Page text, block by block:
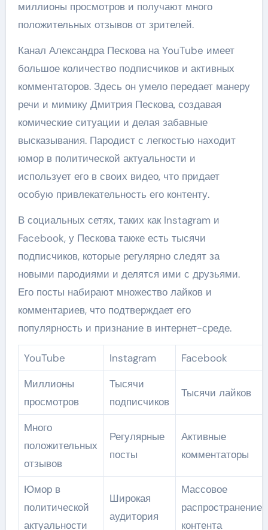
миллионы просмотров и получают много
положительных отзывов от зрителей.
Канал Александра Пескова на YouTube имеет
большое количество подписчиков и активных
комментаторов. Здесь он умело передает манеру
речи и мимику Дмитрия Пескова, создавая
комические ситуации и делая забавные
высказывания. Пародист с легкостью находит
юмор в политической актуальности и
использует его в своих видео, что придает
особую привлекательность его контенту.
В социальных сетях, таких как Instagram и
Facebook, у Пескова также есть тысячи
подписчиков, которые регулярно следят за
новыми пародиями и делятся ими с друзьями.
Его посты набирают множество лайков и
комментариев, что подтверждает его
популярность и признание в интернет-среде.
YouTube Instagram
Facebook
Миллионы
просмотров
Тысячи
подписчиков
Тысячи лайков
Много
положительных
отзывов
Регулярные
посты
Активные
комментаторы
Юмор в
политической
актуальности
Широкая
аудитория
Массовое
распространение
контента